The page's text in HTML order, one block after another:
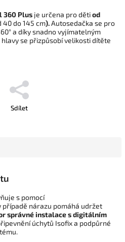
360 Plus je určena pro dětiod
40 do 145 cm).Autosedačka se pro
a díky snadno vyjímatelným
se přizpůsobí velikosti dítěte
Sdílet
s pomocí
případě nárazu pomáhá udržet
správné instalace s digitálním
úchytů Isofix a podpůrné